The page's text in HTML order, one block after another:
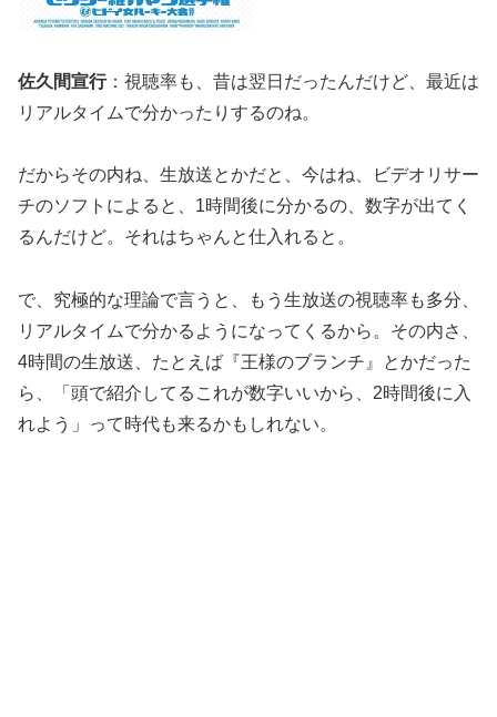
佐久間宣行：視聴率も、昔は翌日だったんだけど、最近は
リアルタイムで分かったりするのね。
だからその内ね、生放送とかだと、今はね、ビデオリサー
チのソフトによると、1時間後に分かるの、数字が出てく
るんだけど。それはちゃんと仕入れると。
で、究極的な理論で言うと、もう生放送の視聴率も多分、
リアルタイムで分かるようになってくるから。その内さ、
4時間の生放送、たとえば『王様のブランチ』とかだった
ら、「頭で紹介してるこれが数字いいから、2時間後に入
れよう」って時代も来るかもしれない。